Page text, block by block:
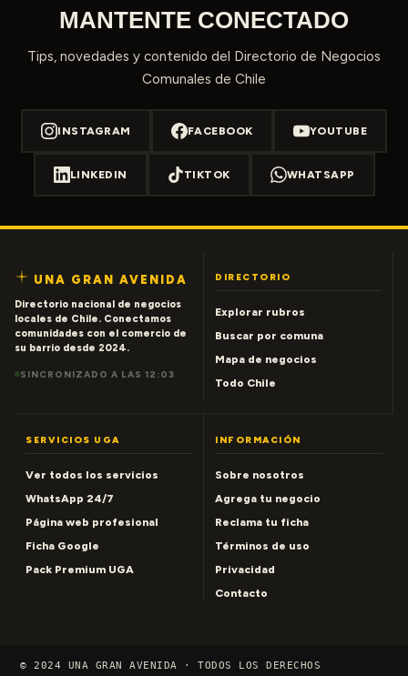
MANTENTE CONECTADO
Tips, novedades y contenido del Directorio de Negocios
Comunales de Chile
INSTAGRAM FACEBOOK YOUTUBE
LINKEDIN TIKTOK WHATSAPP
UNA GRAN AVENIDA
Directorio nacional de negocios
locales de Chile. Conectamos
comunidades con el comercio de
su barrio desde 2024.
SINCRONIZADO A LAS 12:03
DIRECTORIO
Explorar rubros
Buscar por comuna
Mapa de negocios
Todo Chile
SERVICIOS UGA
Ver todos los servicios
WhatsApp 24/7
Página web profesional
Ficha Google
Pack Premium UGA
INFORMACIÓN
Sobre nosotros
Agrega tu negocio
Reclama tu ficha
Términos de uso
Privacidad
Contacto
© 2024 UNA GRAN AVENIDA · TODOS LOS DERECHOS